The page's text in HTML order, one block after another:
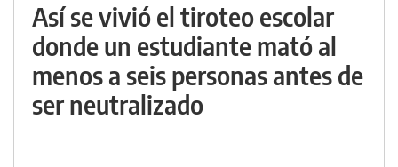
Así se vivió el tiroteo escolar
donde un estudiante mató al
menos a seis personas antes de
ser neutralizado